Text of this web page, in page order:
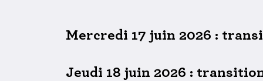
Mercredi 17 juin 2026 :
Jeudi 18 juin 2026 :